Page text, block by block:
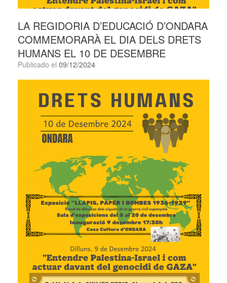
LA REGIDORIA D’EDUCACIÓ D’ONDARA
COMMEMORARÀ EL DIA DELS DRETS
HUMANS EL 10 DE DESEMBRE
Publicado el 09/12/2024